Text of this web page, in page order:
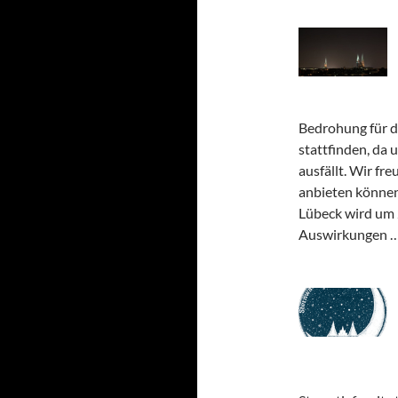
Bedrohung für
stattfinden, da
ausfällt. Wir
anbieten
Lübeck wird
Auswirkungen …